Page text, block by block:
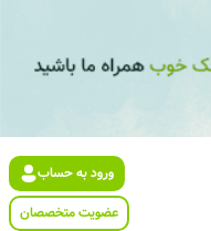
ورود به حساب
عضویت متخصصان